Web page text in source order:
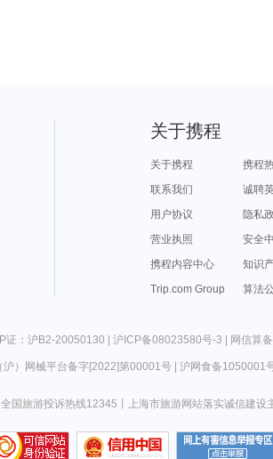
关于携程
关于携程
携程
联系我们
诚聘
用户协议
隐私
营业执照
安全
携程内容中心
知识
Trip.com Group
算法
证：沪B2-20050130 | 沪ICP备08023580号-3 | 网信算
沪）网械平台备字[2022]第00001号| 沪网食备1050001
全国旅游投诉热线12345 上海市旅游网站落实诚信建设